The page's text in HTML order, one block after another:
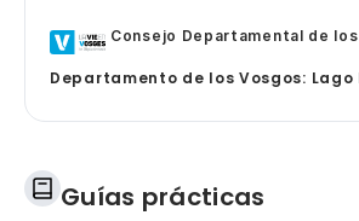
Consejo Departamental de
Departamento de los Vosgos: Lago
Guías prácticas